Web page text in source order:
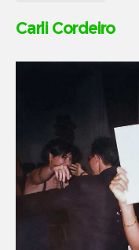
Carli Cordeiro